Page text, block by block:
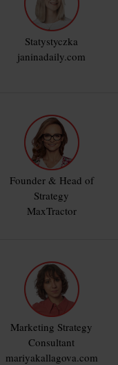
Statystyczka
janinadaily.com
Founder & Head of
Strategy
MaxTractor
Marketing Strategy
Consultant
mariyakallagova.com